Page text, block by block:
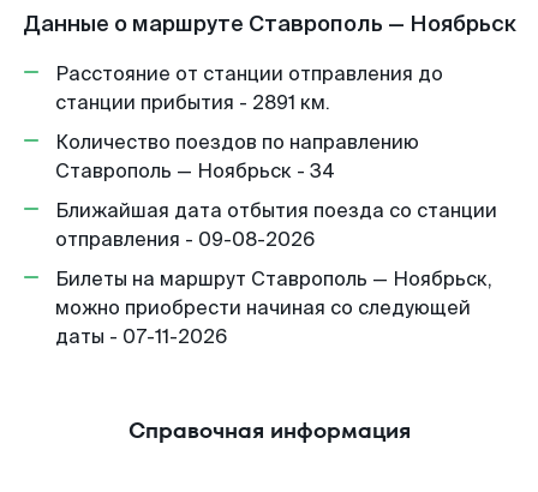
Данные о маршруте Ставрополь — Ноябрьск
Расстояние от станции отправления до
станции прибытия - 2891 км.
Количество поездов по направлению
Ставрополь — Ноябрьск - 34
Ближайшая дата отбытия поезда со станции
отправления - 09-08-2026
Билеты на маршрут Ставрополь — Ноябрьск,
можно приобрести начиная со следующей
даты - 07-11-2026
Справочная информация